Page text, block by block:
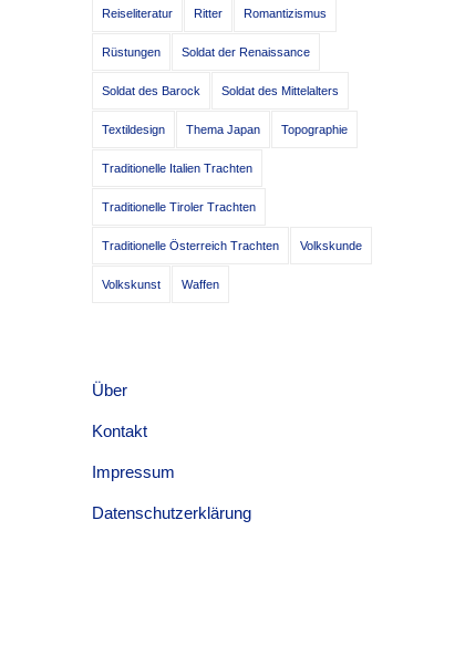
Reiseliteratur Ritter Romantizismus
Rüstungen Soldat der Renaissance
Soldat des Barock Soldat des Mittelalters
Textildesign Thema Japan Topographie
Traditionelle Italien Trachten
Traditionelle Tiroler Trachten
Traditionelle Österreich Trachten Volkskunde
Volkskunst Waffen
Über
Kontakt
Impressum
Datenschutzerklärung